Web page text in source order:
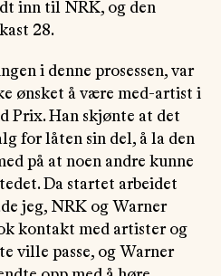
inn til NRK, og den
28.
i denne prosessen, var
ønsket å være med-artist i
Prix. Han skjønte at det
for låten sin del, å la den
på at noen andre kunne
Da startet arbeidet
jeg, NRK og Warner
kontakt med artister og
ville passe, og Warner